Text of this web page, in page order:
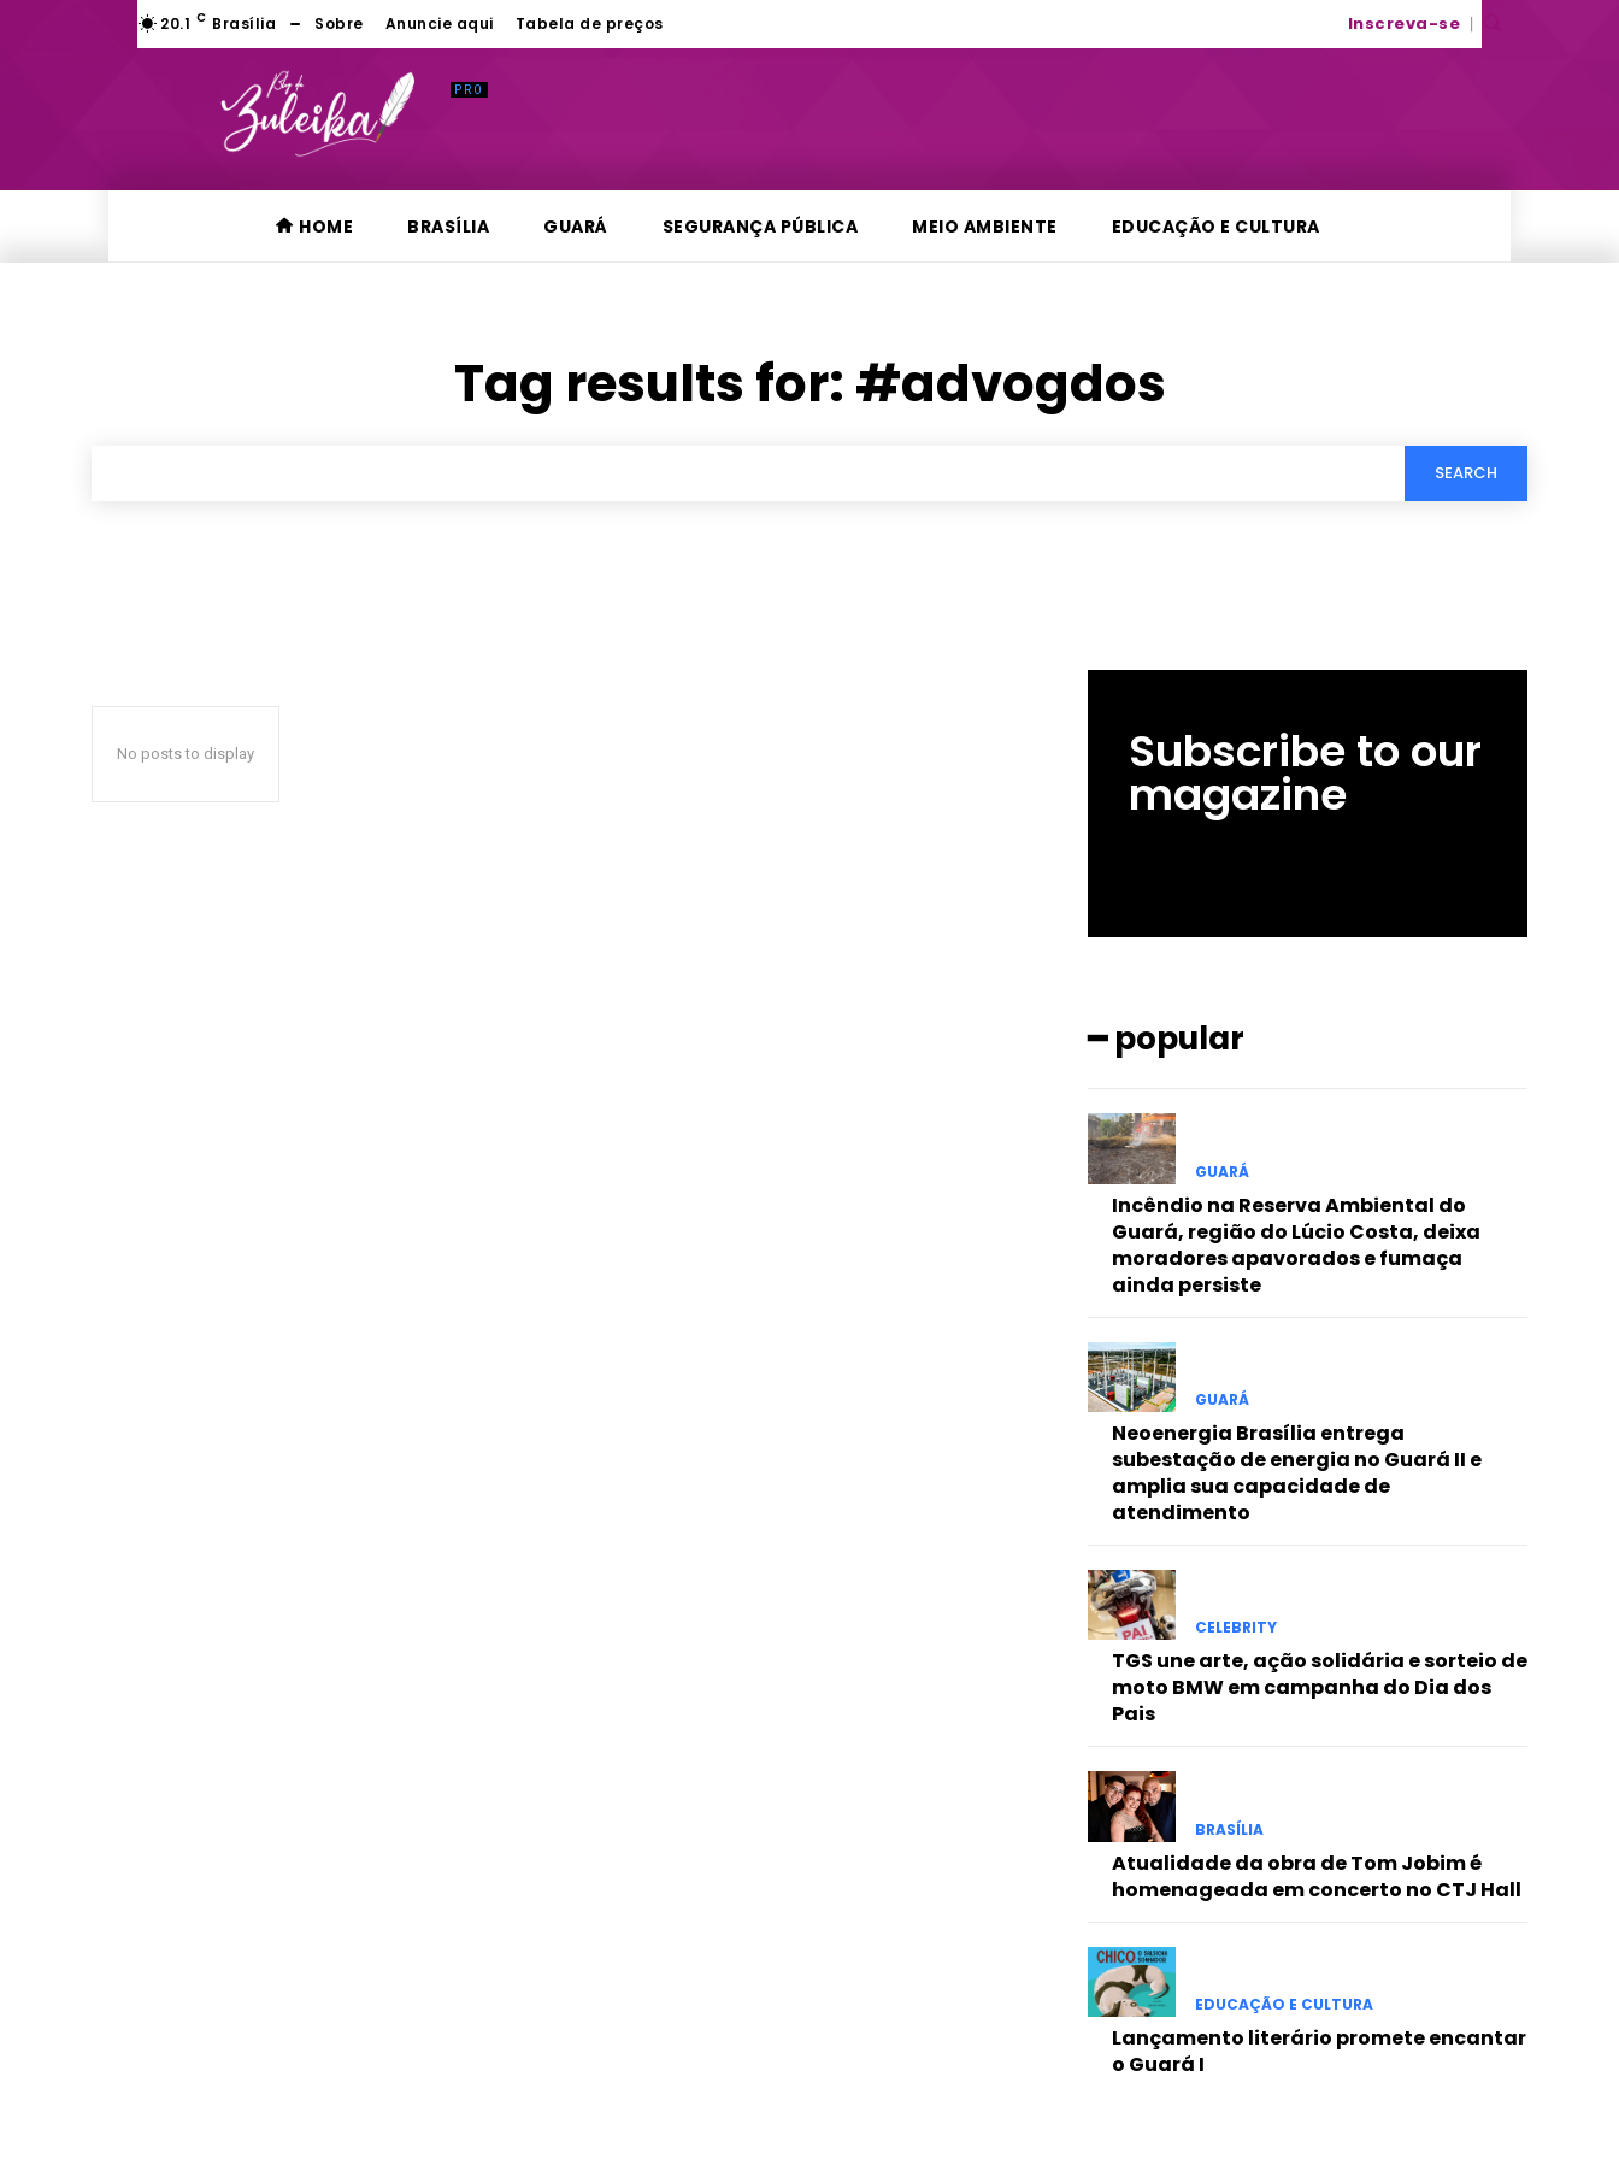
20.1 C Brasília Sobre Anuncie aqui Tabela de preços Inscreva-se
HOME BRASÍLIA GUARÁ SEGURANÇA PÚBLICA MEIO AMBIENTE EDUCAÇÃO E CULTURA
Tag results for: #advogdos
SEARCH
No posts to display Subscribe to our
magazine
━ popular
GUARÁ
Incêndio na Reserva Ambiental do
Guará, região do Lúcio Costa, deixa
moradores apavorados e fumaça
ainda persiste
GUARÁ
Neoenergia Brasília entrega
subestação de energia no Guará II e
amplia sua capacidade de
atendimento
CELEBRITY
TGS une arte, ação solidária e sorteio de
moto BMW em campanha do Dia dos
Pais
BRASÍLIA
Atualidade da obra de Tom Jobim é
homenageada em concerto no CTJ Hall
EDUCAÇÃO E CULTURA
Lançamento literário promete encantar
o Guará I